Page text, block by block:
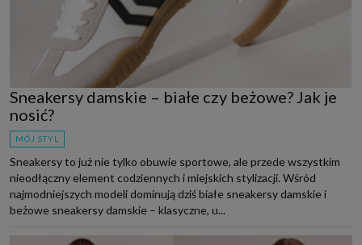
Sneakersy damskie – białe czy beżowe? Jak je
nosić?
MÓJ STYL
Sneakersy to już nie tylko obuwie sportowe, ale przede wszystkim
nieodłączny element codziennych i miejskich stylizacji. Wśród
najmodniejszych modeli dominują dziś białe sneakersy damskie i
beżowe sneakersy damskie – klasyczne, u...